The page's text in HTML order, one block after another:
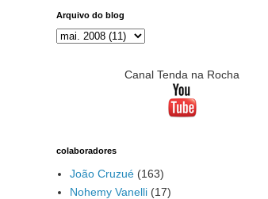
Arquivo do blog
Canal Tenda na Rocha
colaboradores
João Cruzué (163)
Nohemy Vanelli (17)